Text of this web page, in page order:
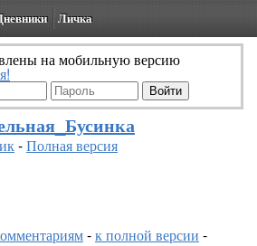
Личка
на мобильную версию
-Полная версия
-к полной версии -